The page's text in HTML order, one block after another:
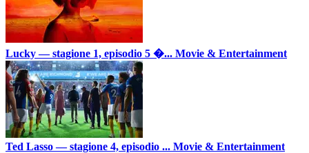
Lucky — stagione 1, episodio 5 �... Movie & Entertainment
Ted Lasso — stagione 4, episodio ... Movie & Entertainment